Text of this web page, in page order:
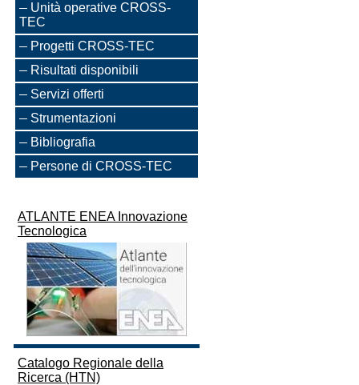
Unità operative CROSS-
TEC
Progetti CROSS-TEC
Risultati disponibili
Servizi offerti
Strumentazioni
Bibliografia
Persone di CROSS-TEC
ATLANTE ENEA Innovazione
Tecnologica
Catalogo Regionale della
Ricerca (HTN)